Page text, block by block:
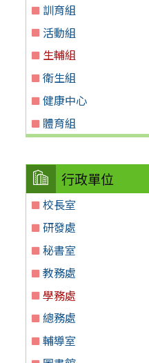
訓育組
活動組
生輔組
衛生組
健康中心
體育組
行政單位
校長室
研發處
秘書室
教務處
學務處
總務處
輔導室